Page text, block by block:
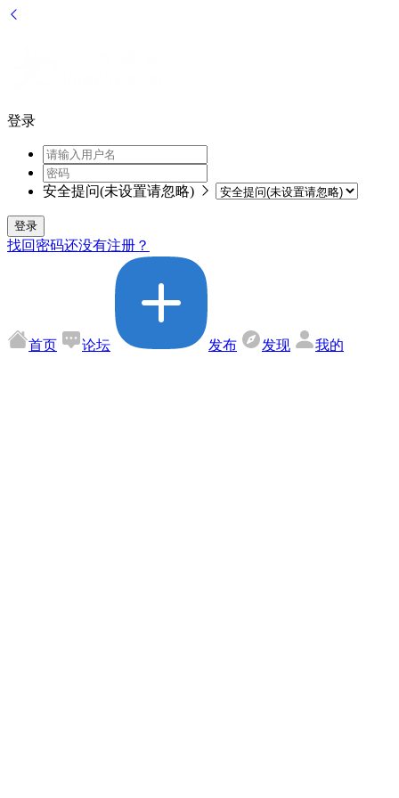
登录
安全提问(未设置请忽略)
登录
找回密码还没有注册？
首页 论坛 发布 发现 我的